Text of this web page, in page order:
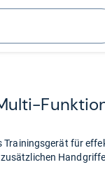
Trainingsgerät für